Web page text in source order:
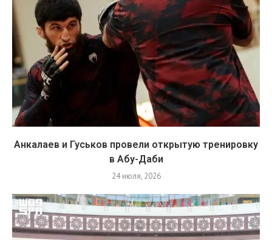
Анкалаев и Гуськов провели открытую тренировку
в Абу-Даби
24 июля, 2026